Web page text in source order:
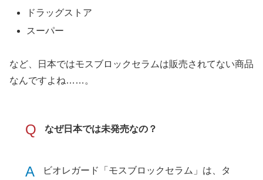
ドラッグストア
スーパー
など、日本ではモスブロックセラムは販売されてない商品
なんですよね……。
Q なぜ日本では未発売なの？
A
ビオレガード「モスブロックセラム」は、タ